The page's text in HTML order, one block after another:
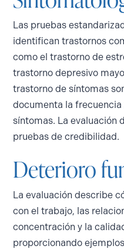
Las pruebas
identifican trastornos
como el trastorno de
trastorno depresivo
trastorno de síntomas
documenta la
síntomas. La evaluación
pruebas de credibilidad.
Deterioro
La evaluación describe
con el trabajo, las
concentración y la
proporcionando